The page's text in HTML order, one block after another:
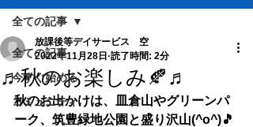
全ての記事
今すぐ始める
コミュニティ
全ての記事
♬秋のお楽しみ🍂♬
放課後等デイサービス 空
2022年11月28日 読了時間: 2分
秋のお出かけは、皿倉山やグリーンパ
ーク、筑豊緑地公園と盛り沢山(^o^)🎵